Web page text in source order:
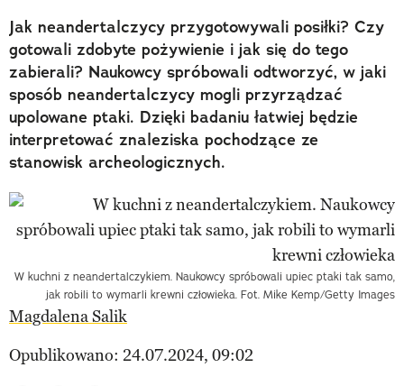
Jak neandertalczycy przygotowywali posiłki? Czy
gotowali zdobyte pożywienie i jak się do tego
zabierali? Naukowcy spróbowali odtworzyć, w jaki
sposób neandertalczycy mogli przyrządzać
upolowane ptaki. Dzięki badaniu łatwiej będzie
interpretować znaleziska pochodzące ze
stanowisk archeologicznych.
W kuchni z neandertalczykiem. Naukowcy spróbowali upiec ptaki tak samo,
jak robili to wymarli krewni człowieka. Fot. Mike Kemp/Getty Images
Magdalena Salik
Opublikowano: 24.07.2024, 09:02